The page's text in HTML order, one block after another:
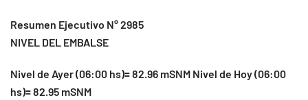
Resumen Ejecutivo N° 2985
NIVEL DEL EMBALSE
Nivel de Ayer (06:00 hs)= 82.96 mSNM Nivel de Hoy (06:00
hs)= 82.95 mSNM